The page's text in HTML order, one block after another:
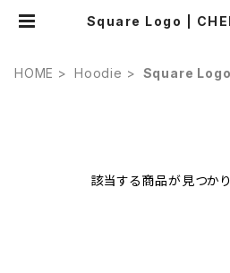
Square Logo |
HOME Hoodie Square Logo
該当する商品が見つかり